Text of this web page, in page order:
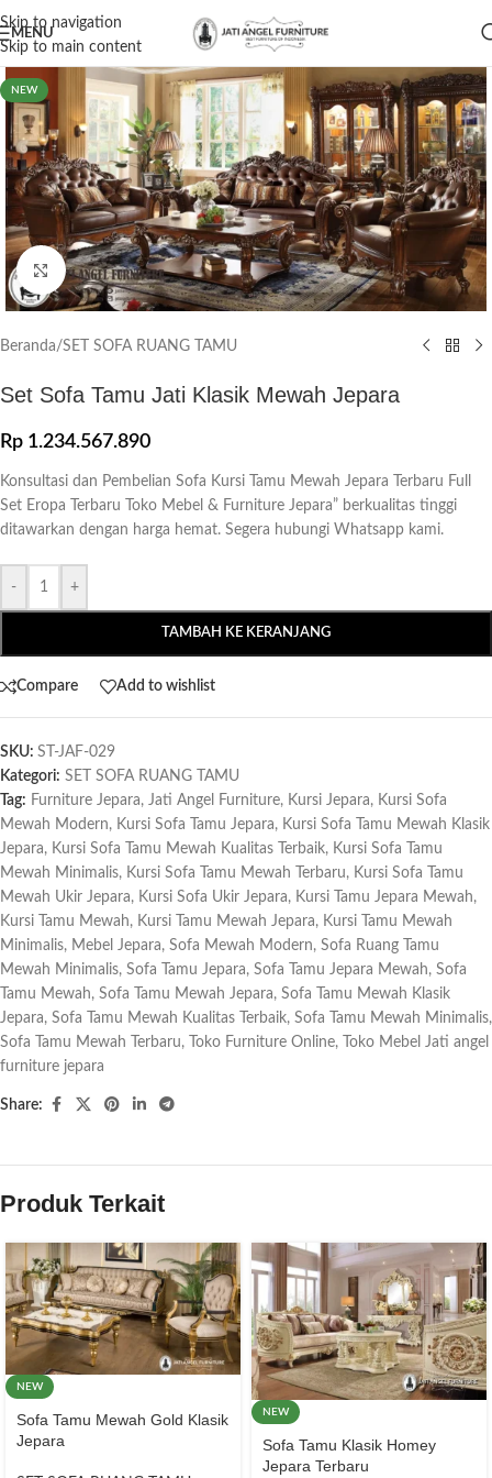
Skip to navigation
Skip to main content
MENU
NEW
Click to enlarge
Beranda/SET SOFA RUANG TAMU
Set Sofa Tamu Jati Klasik Mewah Jepara
Rp 1.234.567.890
Konsultasi dan Pembelian Sofa Kursi Tamu Mewah Jepara Terbaru Full
Set Eropa Terbaru Toko Mebel & Furniture Jepara” berkualitas tinggi
ditawarkan dengan harga hemat. Segera hubungi Whatsapp kami.
- +
TAMBAH KE KERANJANG
Compare Add to wishlist
SKU: ST-JAF-029
Kategori: SET SOFA RUANG TAMU
Tag: Furniture Jepara, Jati Angel Furniture, Kursi Jepara, Kursi Sofa
Mewah Modern, Kursi Sofa Tamu Jepara, Kursi Sofa Tamu Mewah Klasik
Jepara, Kursi Sofa Tamu Mewah Kualitas Terbaik, Kursi Sofa Tamu
Mewah Minimalis, Kursi Sofa Tamu Mewah Terbaru, Kursi Sofa Tamu
Mewah Ukir Jepara, Kursi Sofa Ukir Jepara, Kursi Tamu Jepara Mewah,
Kursi Tamu Mewah, Kursi Tamu Mewah Jepara, Kursi Tamu Mewah
Minimalis, Mebel Jepara, Sofa Mewah Modern, Sofa Ruang Tamu
Mewah Minimalis, Sofa Tamu Jepara, Sofa Tamu Jepara Mewah, Sofa
Tamu Mewah, Sofa Tamu Mewah Jepara, Sofa Tamu Mewah Klasik
Jepara, Sofa Tamu Mewah Kualitas Terbaik, Sofa Tamu Mewah Minimalis,
Sofa Tamu Mewah Terbaru, Toko Furniture Online,
Toko Mebel Jati angel
furniture jepara
Share:
Produk Terkait
NEW
Sofa Tamu Mewah Gold Klasik
Jepara
NEW
Sofa Tamu Klasik Homey
Jepara Terbaru